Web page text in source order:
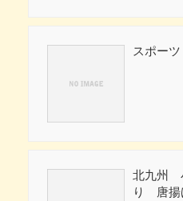
スポー
北九州
り 唐